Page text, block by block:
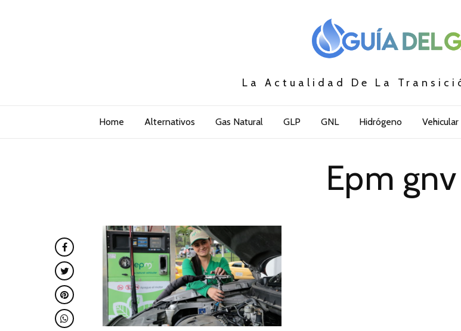
La Actualidad De La
Home Alternativos Gas Natural GLP GNL Hidrógeno Vehicular
Epm gnv